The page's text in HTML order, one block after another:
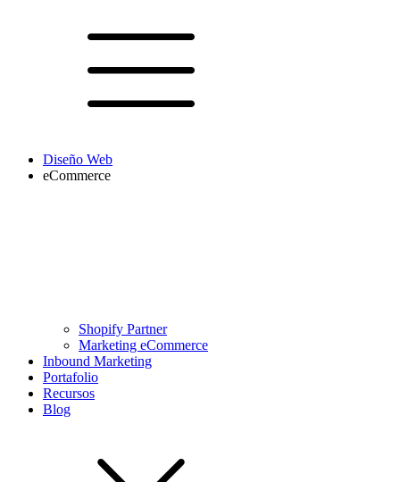
Diseño Web
eCommerce
Shopify Partner
Marketing eCommerce
Inbound Marketing
Portafolio
Recursos
Blog